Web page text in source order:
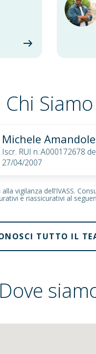
Chi Siamo
Michele
Iscr. RUI n.:A000172678
27/04/2007
vigilanza dell’IVASS.
e riassicurativi al
TUTTO IL
Dove